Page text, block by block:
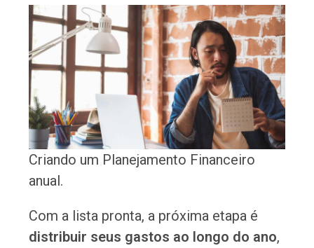
Criando um Planejamento Financeiro
anual.
Com a lista pronta, a próxima etapa é
distribuir seus gastos ao longo do ano,